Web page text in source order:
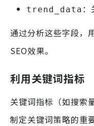
trend_data ：
通过分析这些字段，
SEO效果。
利用关键词指标
关键词指标（如搜索
制定关键词策略的重